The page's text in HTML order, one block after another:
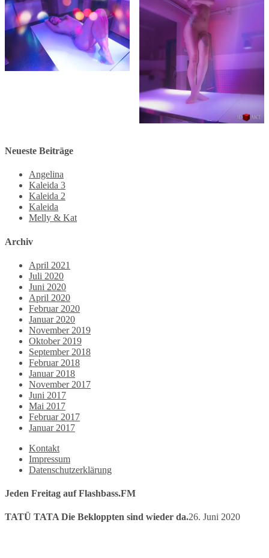
Neueste Beiträge
Angelina
Kaleida 3
Kaleida 2
Kaleida
Melly & Kat
Archiv
April 2021
Juli 2020
Juni 2020
April 2020
Februar 2020
Januar 2020
November 2019
Oktober 2019
September 2018
Februar 2018
Januar 2018
November 2017
Juni 2017
Mai 2017
Februar 2017
Januar 2017
Kontakt
Impressum
Datenschutzerklärung
Jeden Freitag auf Flashbass.FM
TATÜ TATA Die Bekloppten sind wieder da.26. Juni 2020